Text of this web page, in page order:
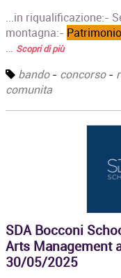
...in riqualificazione:-
montagna:- Patrimonio
… Scopri di più
bando- concorso-
comunita
SDA Bocconi
Arts Management
30/05/2025